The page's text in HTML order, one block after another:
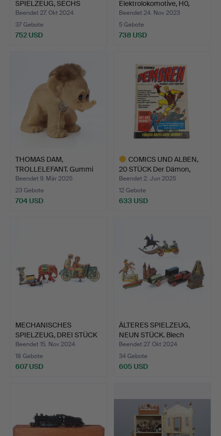
SPIELZEUG, SECHS
STÜCK Blech …
Beendet 27. Okt 2024
37 Gebote
752 USD
Elektrolokomotive, H0,
Littera F …
Beendet 24. Nov 2023
5 Gebote
738 USD
THOMAS DAM,
TROLLELEFANT. Gummi
Dänemark, …
Beendet 9. Mär 2025
23 Gebote
704 USD
COMICS UND ALBEN,
20 STÜCK Der Dämon,
Toma…
Beendet 2. Jun 2025
12 Gebote
633 USD
MECHANISCHES
SPIELZEUG, DREI STÜCK
Blech 2…
Beendet 15. Nov 2024
18 Gebote
607 USD
ÄLTERES SPIELZEUG,
NEUN STÜCK. Blech
Spard…
Beendet 27. Okt 2024
34 Gebote
605 USD